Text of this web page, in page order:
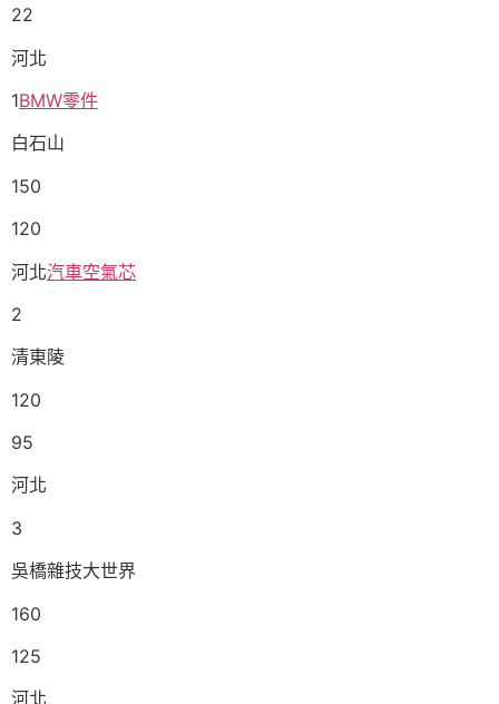
22
河北
1BMW零件
白石山
150
120
河北汽車空氣芯
2
清東陵
120
95
河北
3
吳橋雜技大世界
160
125
河北